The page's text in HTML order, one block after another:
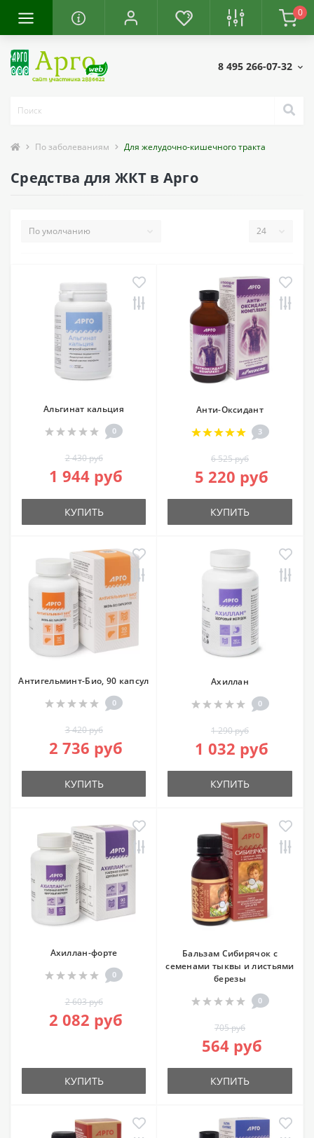
0
8 495 266-07-32
По заболеваниям Для желудочно-кишечного тракта
Средства для ЖКТ в Арго
Альгинат кальция
0
2 430 руб
1 944 руб
КУПИТЬ
Анти-Оксидант
3
6 525 руб
5 220 руб
КУПИТЬ
Антигельминт-Био, 90 капсул
0
3 420 руб
2 736 руб
КУПИТЬ
Ахиллан
0
1 290 руб
1 032 руб
КУПИТЬ
Ахиллан-форте
0
2 603 руб
2 082 руб
КУПИТЬ
Бальзам Сибирячок с
семенами тыквы и листьями
березы
0
705 руб
564 руб
КУПИТЬ